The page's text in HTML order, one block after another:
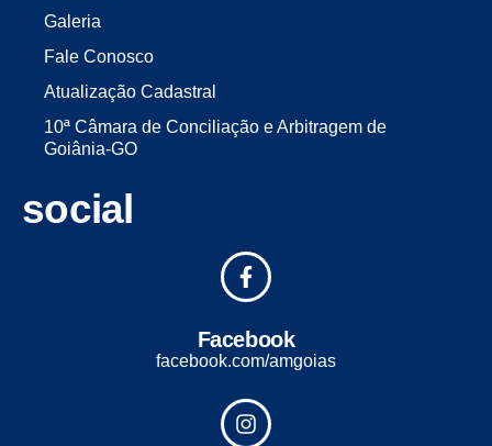
Galeria
Fale Conosco
Atualização Cadastral
10ª Câmara de Conciliação e Arbitragem de
Goiânia-GO
social
Facebook
facebook.com/amgoias